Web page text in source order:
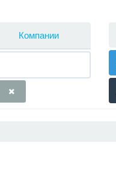
Компании